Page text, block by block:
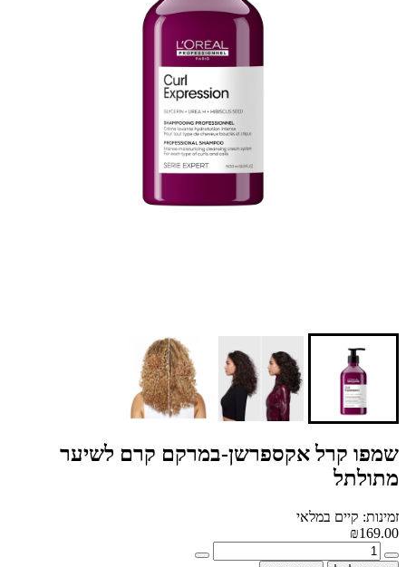
שמפו קרל אקספרשן-במרקם קרם לשיער
מתולתל
זמינות: קיים במלאי
₪169.00